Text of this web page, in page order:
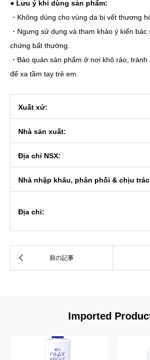
● Lưu ý khi dùng sản phẩm:
・Không dùng cho vùng da bị vết thương
・Ngưng sử dụng và tham khảo ý kiến bác
chứng bất thường.
・Bảo quản sản phẩm ở nơi khô ráo, tránh
để xa tầm tay trẻ em.
Xuất xứ:
Nhà sản xuất:
Địa chỉ NSX:
Nhà nhập khẩu, phân phối & chịu
Địa chỉ:
Imported